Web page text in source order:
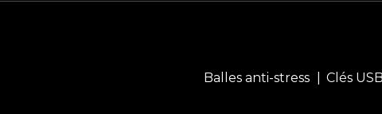
Balles anti-stress Clés USB